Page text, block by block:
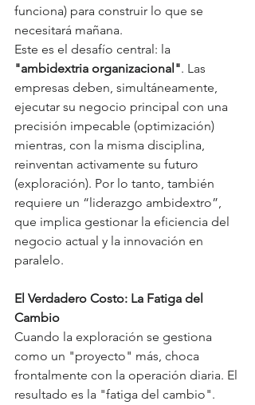
funciona) para construir lo que se
necesitará mañana.
Este es el desafío central: la
"ambidextria organizacional". Las
empresas deben, simultáneamente,
ejecutar su negocio principal con una
precisión impecable (optimización)
mientras, con la misma disciplina,
reinventan activamente su futuro
(exploración). Por lo tanto, también
requiere un “liderazgo ambidextro”,
que implica gestionar la eficiencia del
negocio actual y la innovación en
paralelo.
El Verdadero Costo: La Fatiga del
Cambio
Cuando la exploración se gestiona
como un "proyecto" más, choca
frontalmente con la operación diaria. El
resultado es la "fatiga del cambio".